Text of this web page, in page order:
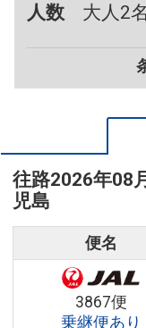
人数
大人2
往路2026年08
児島
便名
3867便
乗継便あり